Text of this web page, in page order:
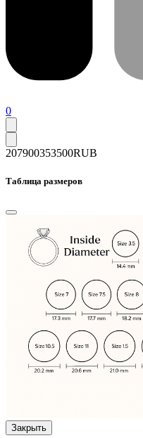
0
207900353500RUB
Таблица размеров
Закрыть